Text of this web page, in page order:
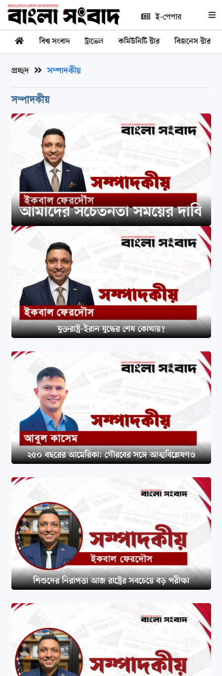
ই-পেপার
বিশ্ব সংবাদ ট্রাভেল কমিউনিটি স্টার বিজনেস স্টার
প্রচ্ছদ সম্পাদকীয়
সম্পাদকীয়
আমাদের সচেতনতা সময়ের দাবি
যুক্তরাষ্ট্র-ইরান যুদ্ধের শেষ কোথায়?
২৫০ বছরের আমেরিকা: গৌরবের সঙ্গে আত্মবিশ্লেষণও
শিশুদের নিরাপত্তা আজ রাষ্ট্রের সবচেয়ে বড় পরীক্ষা